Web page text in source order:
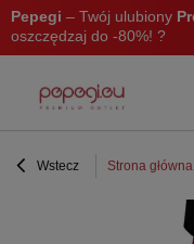
Pepegi – Twój ulubiony
oszczędzaj do -80%! ?
Wstecz Strona główna